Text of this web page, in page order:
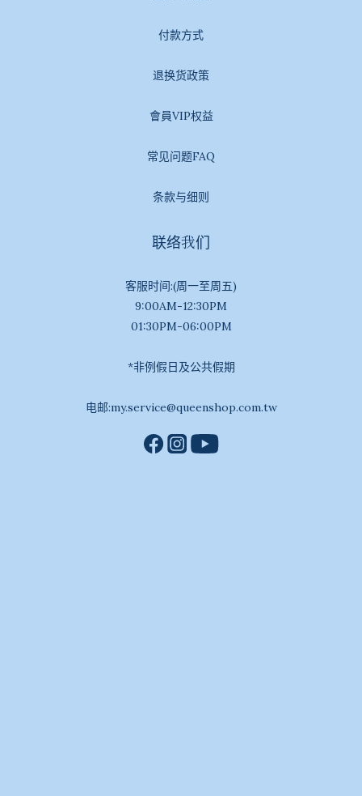
付款方式
退换货政策
會員VIP权益
常见问题FAQ
条款与细则
联络我们
客服时间:(周一至周五)
9:00AM-12:30PM
01:30PM-06:00PM
*非例假日及公共假期
电邮:my.service@queenshop.com.tw